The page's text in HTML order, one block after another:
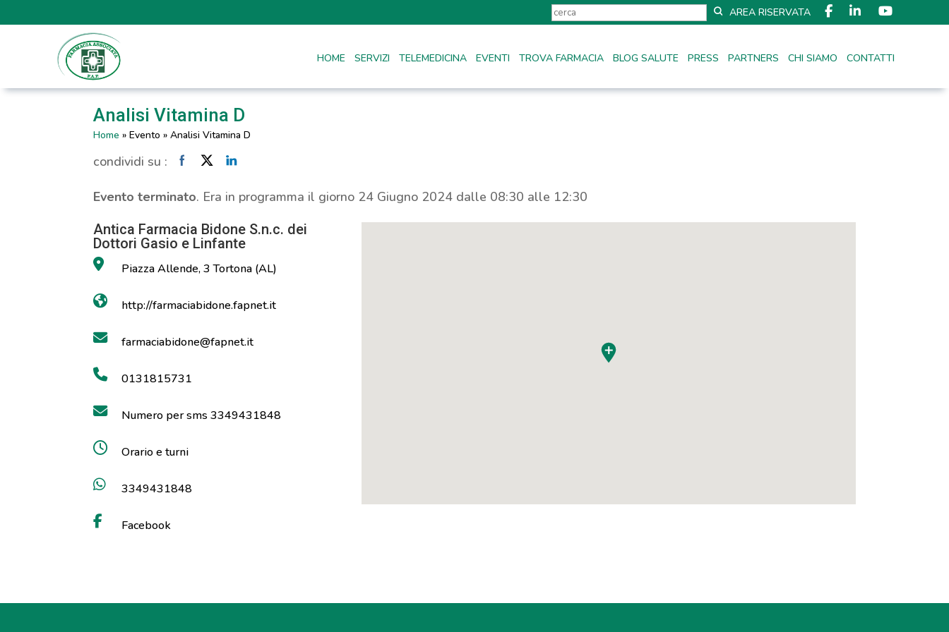
AREA RISERVATA
HOME SERVIZI TELEMEDICINA EVENTI TROVA FARMACIA BLOG SALUTE PRESS PARTNERS CHI SIAMO CONTATTI
Analisi Vitamina D
Home » Evento » Analisi Vitamina D
condividi su :
Evento terminato. Era in programma il giorno 24 Giugno 2024 dalle 08:30 alle 12:30
Antica Farmacia Bidone S.n.c. dei
Dottori Gasio e Linfante
Piazza Allende, 3 Tortona (AL)
http://farmaciabidone.fapnet.it
farmaciabidone@fapnet.it
0131815731
Numero per sms 3349431848
Orario e turni
3349431848
Facebook